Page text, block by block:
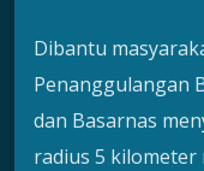
Dibantu
Penanggulangan
dan Basarnas
radius 5